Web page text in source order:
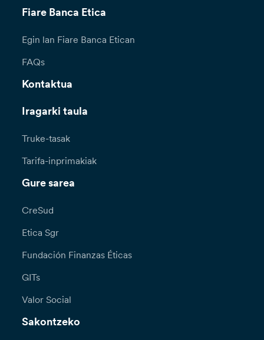
Fiare Banca Etica
Egin lan Fiare Banca Etican
FAQs
Kontaktua
Iragarki taula
Truke-tasak
Tarifa-inprimakiak
Gure sarea
CreSud
Etica Sgr
Fundación Finanzas Éticas
GITs
Valor Social
Sakontzeko